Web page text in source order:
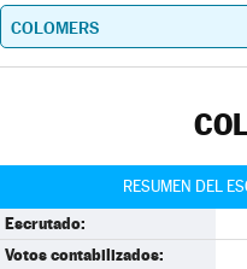
RESUMEN DEL
Escrutado:
Votos contabilizados: